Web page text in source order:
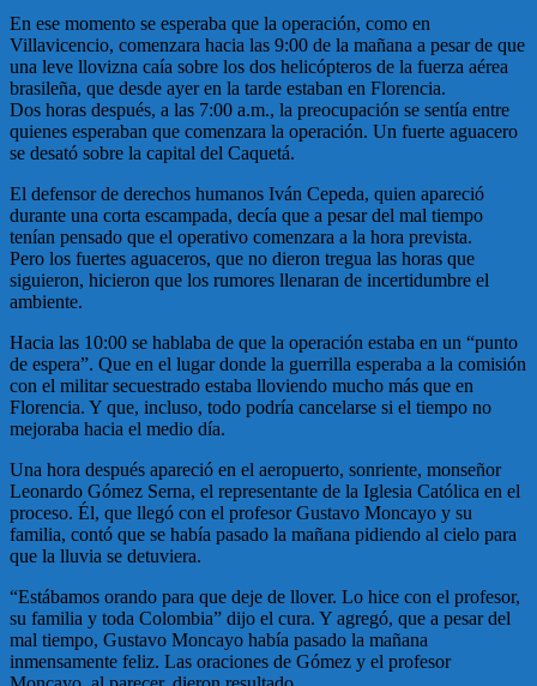
En ese momento se esperaba que la operación, como en
Villavicencio, comenzara hacia las 9:00 de la mañana a pesar de que
una leve llovizna caía sobre los dos helicópteros de la fuerza aérea
brasileña, que desde ayer en la tarde estaban en Florencia.
Dos horas después, a las 7:00 a.m., la preocupación se sentía entre
quienes esperaban que comenzara la operación. Un fuerte aguacero
se desató sobre la capital del Caquetá.
El defensor de derechos humanos Iván Cepeda, quien apareció
durante una corta escampada, decía que a pesar del mal tiempo
tenían pensado que el operativo comenzara a la hora prevista.
Pero los fuertes aguaceros, que no dieron tregua las horas que
siguieron, hicieron que los rumores llenaran de incertidumbre el
ambiente.
Hacia las 10:00 se hablaba de que la operación estaba en un “punto
de espera”. Que en el lugar donde la guerrilla esperaba a la comisión
con el militar secuestrado estaba lloviendo mucho más que en
Florencia. Y que, incluso, todo podría cancelarse si el tiempo no
mejoraba hacia el medio día.
Una hora después apareció en el aeropuerto, sonriente, monseñor
Leonardo Gómez Serna, el representante de la Iglesia Católica en el
proceso. Él, que llegó con el profesor Gustavo Moncayo y su
familia, contó que se había pasado la mañana pidiendo al cielo para
que la lluvia se detuviera.
“Estábamos orando para que deje de llover. Lo hice con el profesor,
su familia y toda Colombia” dijo el cura. Y agregó, que a pesar del
mal tiempo, Gustavo Moncayo había pasado la mañana
inmensamente feliz. Las oraciones de Gómez y el profesor